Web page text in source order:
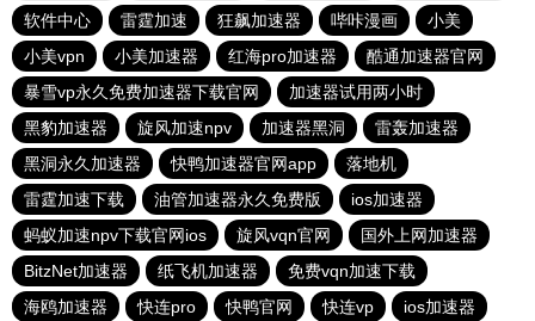
软件中心
雷霆加速 狂飙加速器 哔咔漫画
小美
小美vpn
小美加速器 红海pro加速器
酷通加速器官网
暴雪vp永久免费加速器下载官网
加速器试用两小时
黑豹加速器
旋风加速npv 加速器黑洞
雷轰加速器
黑洞永久加速器
快鸭加速器官网app
落地机
雷霆加速下载
油管加速器永久免费版
ios加速器
蚂蚁加速npv下载官网ios
旋风vqn官网
国外上网加速器
BitzNet加速器
纸飞机加速器
免费vqn加速下载
海鸥加速器
快连pro 快鸭官网 快连vp ios加速器